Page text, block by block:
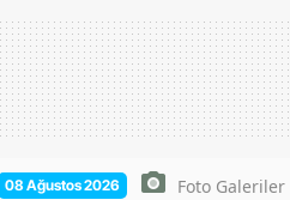
08 Ağustos 2026 Foto Galeriler